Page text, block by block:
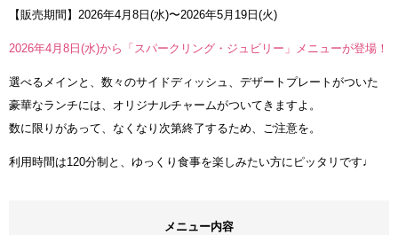
【販売期間】2026年4月8日(水)〜2026年5月19日(火)
2026年4月8日(水)から「スパークリング・ジュビリー」メニューが登場！
選べるメインと、数々のサイドディッシュ、デザートプレートがついた
豪華なランチには、オリジナルチャームがついてきますよ。
数に限りがあって、なくなり次第終了するため、ご注意を。
利用時間は120分制と、ゆっくり食事を楽しみたい方にピッタリです♩
メニュー内容